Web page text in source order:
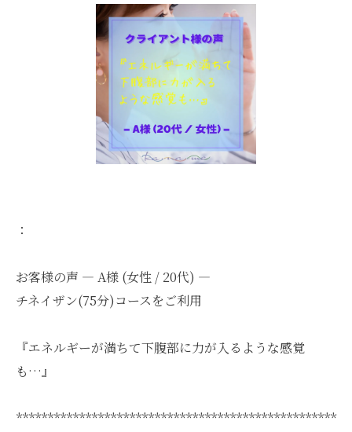
：
お客様の声 ― A様 (女性 / 20代) ―
チネイザン(75分)コースをご利用
『エネルギーが満ちて下腹部に力が入るような感覚
も…』
***************************************************